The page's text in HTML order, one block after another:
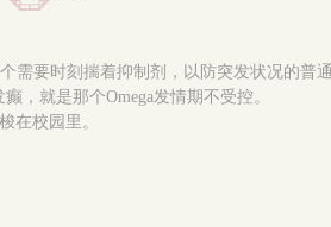
需要时刻揣着抑制剂，以防突发状况的普通
，就是那个Omega发情期不受控。
在校园里。